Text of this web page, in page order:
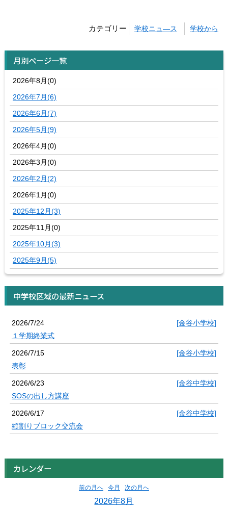
カテゴリー 学校ニュ―ス 学校から
月別ページ一覧
2026年8月(0)
2026年7月(6)
2026年6月(7)
2026年5月(9)
2026年4月(0)
2026年3月(0)
2026年2月(2)
2026年1月(0)
2025年12月(3)
2025年11月(0)
2025年10月(3)
2025年9月(5)
中学校区域の最新ニュース
2026/7/24
[金谷小学校]
１学期終業式
2026/7/15
[金谷小学校]
表彰
2026/6/23
[金谷中学校]
SOSの出し方講座
2026/6/17
[金谷中学校]
縦割りブロック交流会
カレンダー
前の月へ 今月 次の月へ
2026年8月